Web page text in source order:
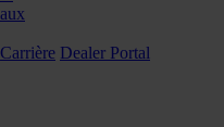
Carrière Dealer Portal